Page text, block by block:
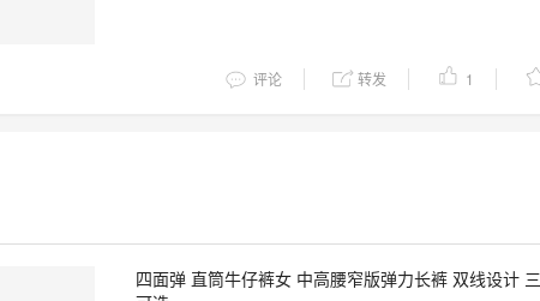
评论 转发 1
四面弹 直筒牛仔裤女 中高腰窄版弹力长裤 双线设计